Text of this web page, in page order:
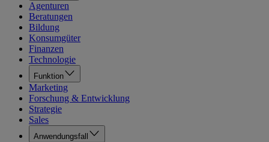
Agenturen
Beratungen
Bildung
Konsumgüter
Finanzen
Technologie
Funktion
Marketing
Forschung & Entwicklung
Strategie
Sales
Anwendungsfall